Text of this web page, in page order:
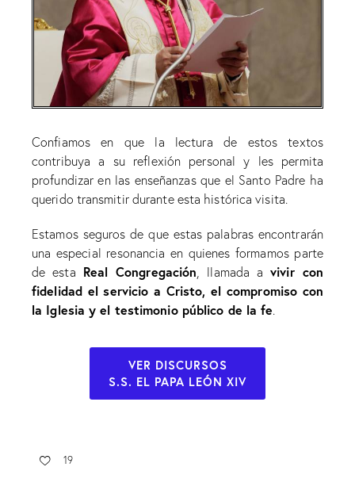
Confiamos en que la lectura de estos textos
contribuya a su reflexión personal y les permita
profundizar en las enseñanzas que el Santo Padre ha
querido transmitir durante esta histórica visita.
Estamos seguros de que estas palabras encontrarán
una especial resonancia en quienes formamos parte
de esta Real Congregación, llamada avivir con
fidelidad el servicio a Cristo, el compromiso con
la Iglesia y el testimonio público de la fe.
VER DISCURSOS
S.S. EL PAPA LEÓN XIV
19